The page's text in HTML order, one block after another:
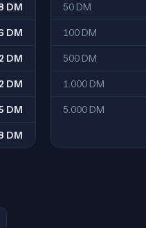
DM
DM
DM
DM
DM
DM
50 DM
100 DM
500 DM
1.000 DM
5.000 DM